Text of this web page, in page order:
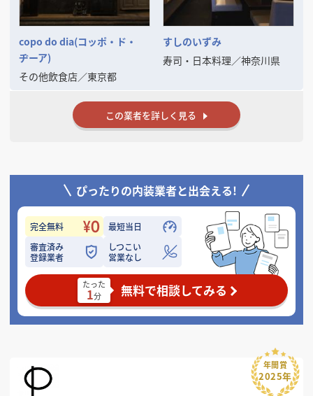
copo do dia(コッポ・ド・
ヂーア)
その他飲食店／東京都
すしのいずみ
寿司・日本料理／神奈川県
この業者を詳しく見る
ぴったりの内装業者と出会える!
完全無料
最短当日
審査済み
登録業者
しつこい
営業なし
たった
1分 無料で相談してみる
年間賞
2025年